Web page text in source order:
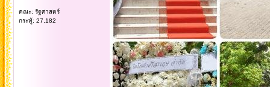
คณะ: รัฐศาสตร์
กระทู้: 27,182